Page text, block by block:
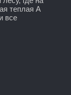
теплая А
все